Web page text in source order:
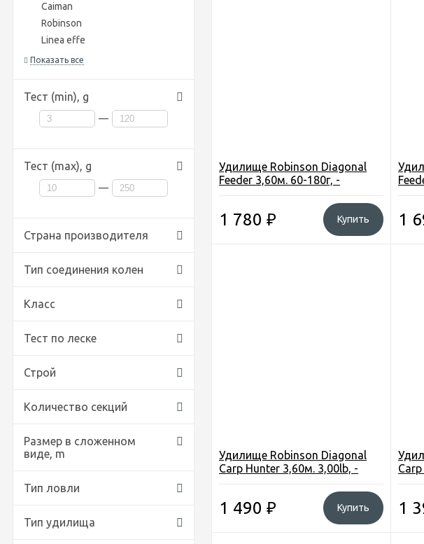
Caiman
Robinson
Linea effe
Показать все
Тест (min), g
—
Тест (max), g
—
Страна производителя
Тип соединения колен
Класс
Тест по леске
Строй
Количество секций
Размер в сложенном
виде, m
Тип ловли
Тип удилища
Удилище Robinson Diagonal
Feeder 3,60м. 60-180г, -
1 780 ₽ Купить 1
Удилище Robinson Diagonal
Carp Hunter 3,60м. 3,00lb, -
1 490 ₽ Купить 1